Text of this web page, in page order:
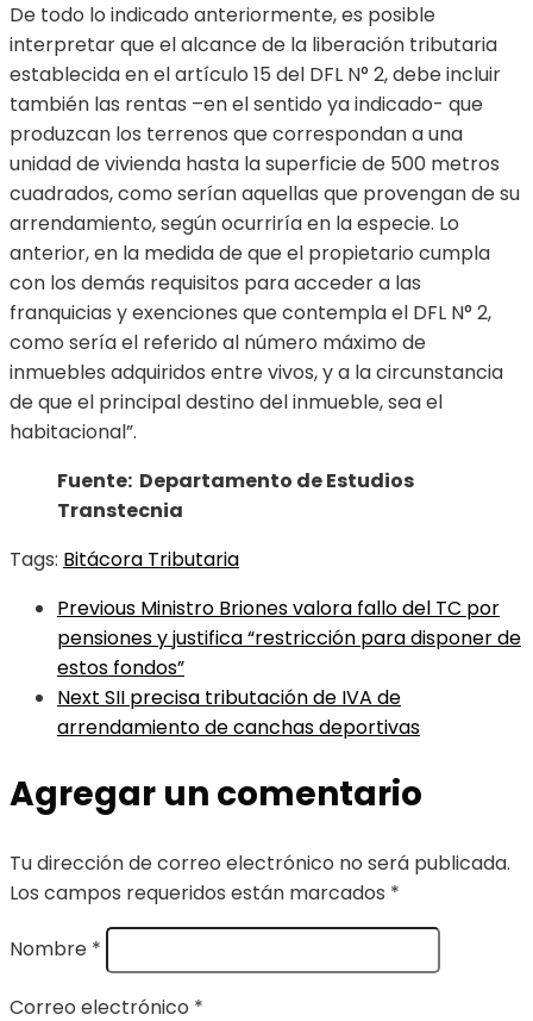
De todo lo indicado anteriormente, es posible
interpretar que el alcance de la liberación tributaria
establecida en el artículo 15 del DFL N° 2, debe incluir
también las rentas –en el sentido ya indicado- que
produzcan los terrenos que correspondan a una
unidad de vivienda hasta la superficie de 500 metros
cuadrados, como serían aquellas que provengan de su
arrendamiento, según ocurriría en la especie. Lo
anterior, en la medida de que el propietario cumpla
con los demás requisitos para acceder a las
franquicias y exenciones que contempla el DFL N° 2,
como sería el referido al número máximo de
inmuebles adquiridos entre vivos, y a la circunstancia
de que el principal destino del inmueble, sea el
habitacional”.
Fuente: Departamento de Estudios
Transtecnia
Tags: Bitácora Tributaria
Previous Ministro Briones valora fallo del TC por
pensiones y justifica “restricción para disponer de
estos fondos”
Next SII precisa tributación de IVA de
arrendamiento de canchas deportivas
Agregar un comentario
Tu dirección de correo electrónico no será publicada.
Los campos requeridos están marcados *
Nombre *
Correo electrónico *